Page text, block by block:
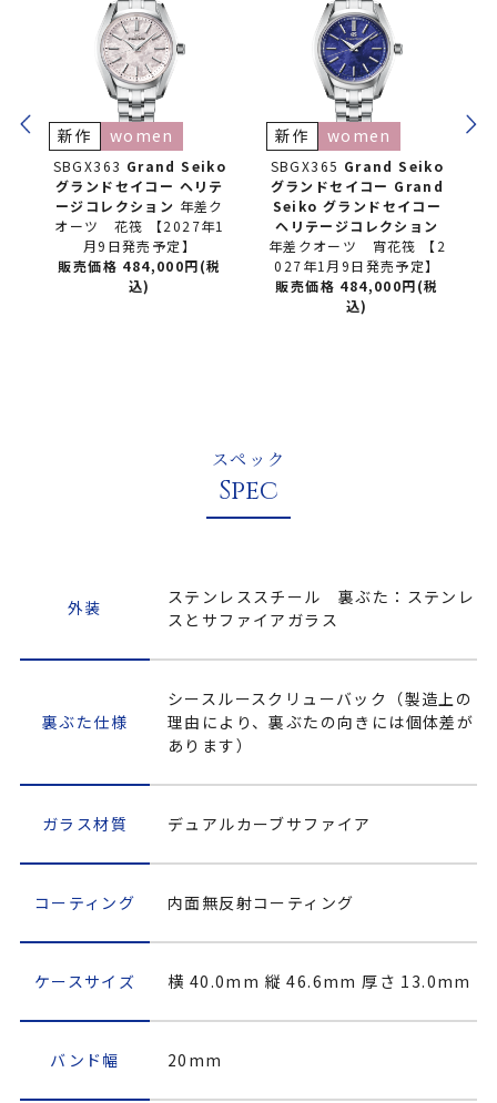
SBGX363 Grand Seiko
グランドセイコー ヘリテ
ージコレクション 年差ク
オーツ 花筏 【2027年1
月9日発売予定】
新作 women
販売価格 484,000円(税
込)
SBGX365 Grand Seiko
グランドセイコー Grand
Seiko グランドセイコー
ヘリテージコレクション
年差クオーツ 宵花筏 【2
027年1月9日発売予定】
新作 women
販売価格 484,000円(税
込)
スペック
Spec
外装
ステンレススチール 裏ぶた：ステンレ
スとサファイアガラス
裏ぶた仕様
シースルースクリューバック（製造上の
理由により、裏ぶたの向きには個体差が
あります）
ガラス材質 デュアルカーブサファイア
コーティング 内面無反射コーティング
ケースサイズ 横 40.0mm 縦 46.6mm 厚さ 13.0mm
バンド幅 20mm